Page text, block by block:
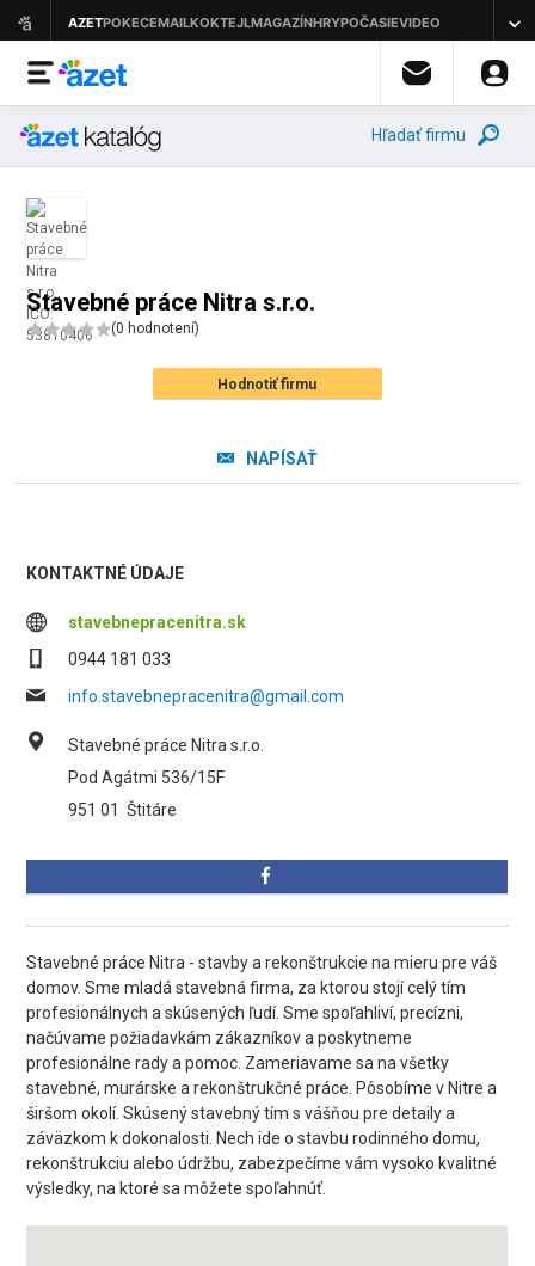
Hľadať firmu
Stavebné práce Nitra s.r.o.
(0 hodnotení)
Hodnotiť firmu
NAPÍSAŤ
KONTAKTNÉ ÚDAJE
stavebnepracenitra.sk
0944 181 033
info.stavebnepracenitra@gmail.com
Stavebné práce Nitra s.r.o.
Pod Agátmi 536/15F
951 01 Štitáre
Stavebné práce Nitra - stavby a rekonštrukcie na mieru pre váš
domov. Sme mladá stavebná firma, za ktorou stojí celý tím
profesionálnych a skúsených ľudí. Sme spoľahliví, precízni,
načúvame požiadavkám zákazníkov a poskytneme
profesionálne rady a pomoc. Zameriavame sa na všetky
stavebné, murárske a rekonštrukčné práce. Pôsobíme v Nitre a
širšom okolí. Skúsený stavebný tím s vášňou pre detaily a
záväzkom k dokonalosti. Nech ide o stavbu rodinného domu,
rekonštrukciu alebo údržbu, zabezpečíme vám vysoko kvalitné
výsledky, na ktoré sa môžete spoľahnúť.